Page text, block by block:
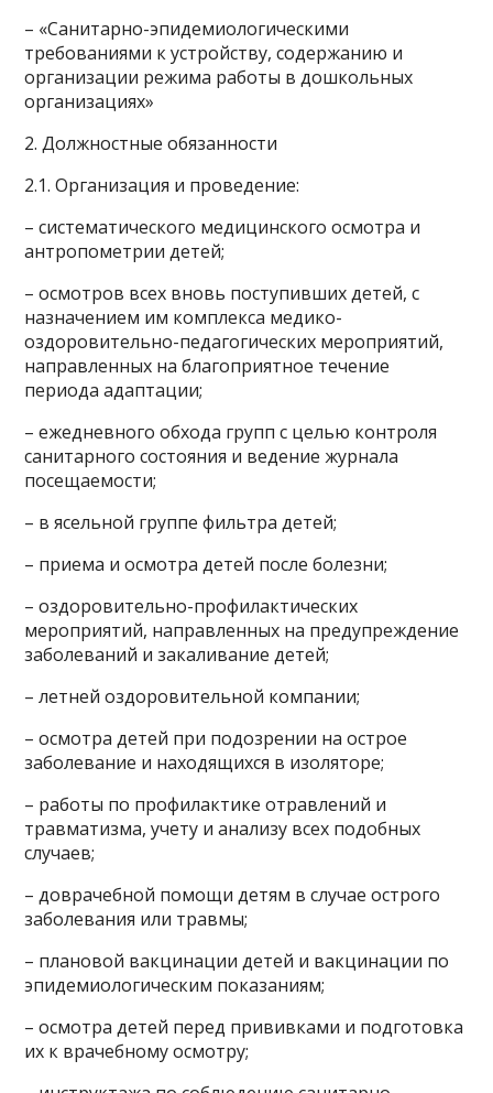
– «Санитарно-эпидемиологическими
требованиями к устройству, содержанию и
организации режима работы в дошкольных
организациях»
2. Должностные обязанности
2.1. Организация и проведение:
– систематического медицинского осмотра и
антропометрии детей;
– осмотров всех вновь поступивших детей, с
назначением им комплекса медико-
оздоровительно-педагогических мероприятий,
направленных на благоприятное течение
периода адаптации;
– ежедневного обхода групп с целью контроля
санитарного состояния и ведение журнала
посещаемости;
– в ясельной группе фильтра детей;
– приема и осмотра детей после болезни;
– оздоровительно-профилактических
мероприятий, направленных на предупреждение
заболеваний и закаливание детей;
– летней оздоровительной компании;
– осмотра детей при подозрении на острое
заболевание и находящихся в изоляторе;
– работы по профилактике отравлений и
травматизма, учету и анализу всех подобных
случаев;
– доврачебной помощи детям в случае острого
заболевания или травмы;
– плановой вакцинации детей и вакцинации по
эпидемиологическим показаниям;
– осмотра детей перед прививками и подготовка
их к врачебному осмотру;